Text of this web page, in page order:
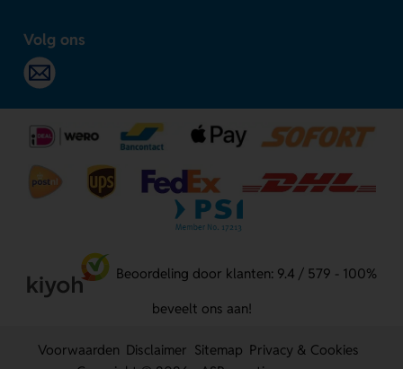
Volg ons
Beoordeling door klanten: 9.4 / 579 - 100%
beveelt ons aan!
Voorwaarden Disclaimer Sitemap Privacy & Cookies